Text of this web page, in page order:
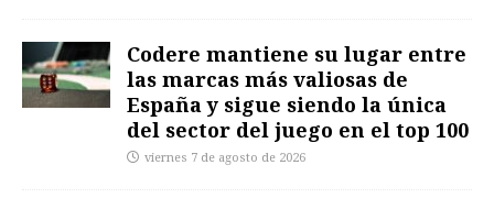
Codere mantiene su lugar entre
las marcas más valiosas de
España y sigue siendo la única
del sector del juego en el top 100
viernes 7 de agosto de 2026